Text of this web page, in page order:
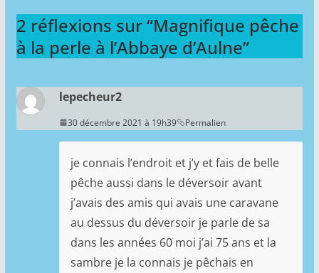
2 réflexions sur “Magnifique pêche
à la perle à l’Abbaye d’Aulne”
lepecheur2
30 décembre 2021 à 19h39 Permalien
je connais l’endroit et j’y et fais de belle
pêche aussi dans le déversoir avant
j’avais des amis qui avais une caravane
au dessus du déversoir je parle de sa
dans les années 60 moi j’ai 75 ans et la
sambre je la connais je pêchais en